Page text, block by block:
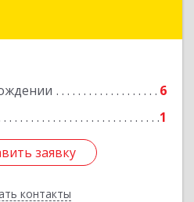
6
1
заявку
контакты
обл, Углегорский р-н,
заявку
Назад